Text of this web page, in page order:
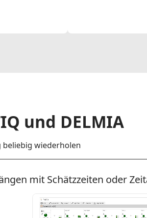
und DELMIA
wiederholen
mit Schätzzeiten oder